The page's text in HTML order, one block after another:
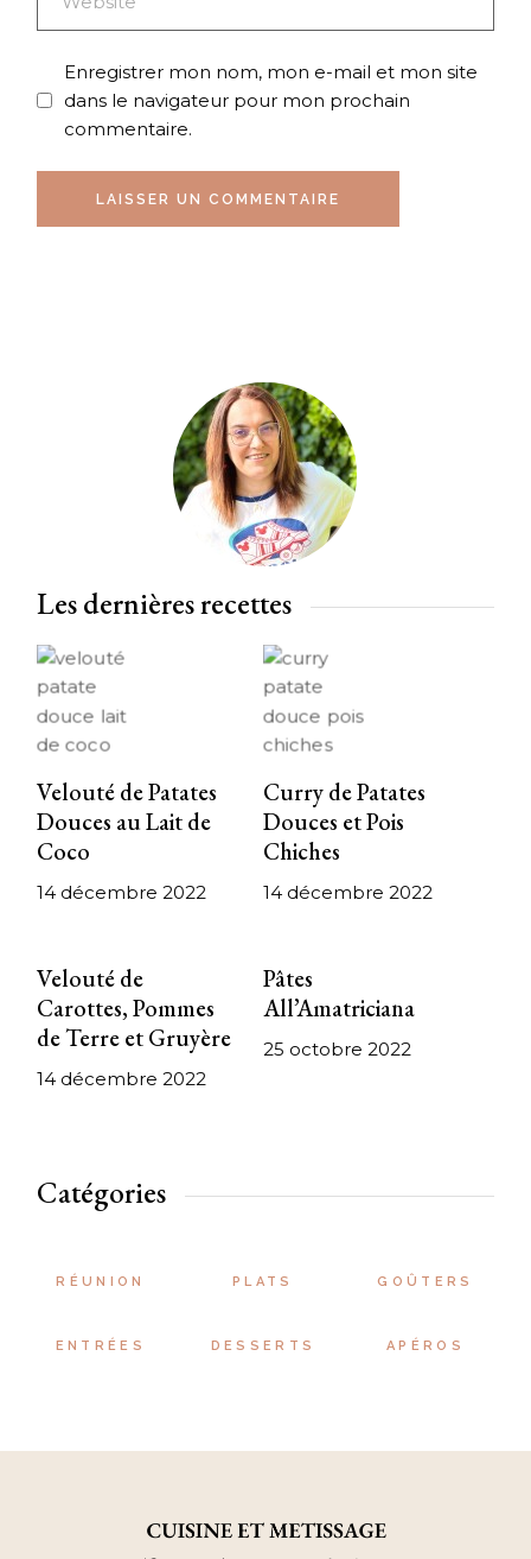
Enregistrer mon nom, mon e-mail et mon site
dans le navigateur pour mon prochain
commentaire.
LAISSER UN COMMENTAIRE
Les dernières recettes
Velouté de Patates
Douces au Lait de
Coco
14 décembre 2022
Curry de Patates
Douces et Pois
Chiches
14 décembre 2022
Velouté de
Carottes, Pommes
de Terre et Gruyère
14 décembre 2022
Pâtes
All’Amatriciana
25 octobre 2022
Catégories
RÉUNION PLATS GOÛTERS
ENTRÉES DESSERTS APÉROS